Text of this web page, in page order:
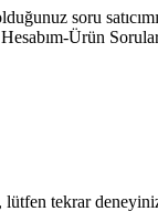
soru
Ürün
lütfen tekrar